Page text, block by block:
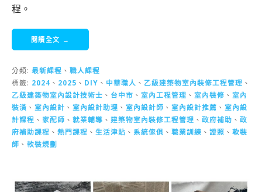
程。
閱讀全文 →
分類: 最新課程 、 職人課程
標籤: 2024 、 2025 、 DIY 、 中華職人 、 乙級建築物室內裝修工程管理 、
乙級建築物室內設計技術士 、 台中市 、 室內工程管理 、 室內裝修 、 室內
裝潢 、 室內設計 、 室內設計助理 、 室內設計師 、 室內設計推薦 、 室內設
計課程 、 家配師 、 就業輔導 、 建築物室內裝修工程管理 、 政府補助 、 政
府補助課程 、 熱門課程 、 生活津貼 、 系統傢俱 、 職業訓練 、 證照 、 軟裝
師 、 軟裝規劃